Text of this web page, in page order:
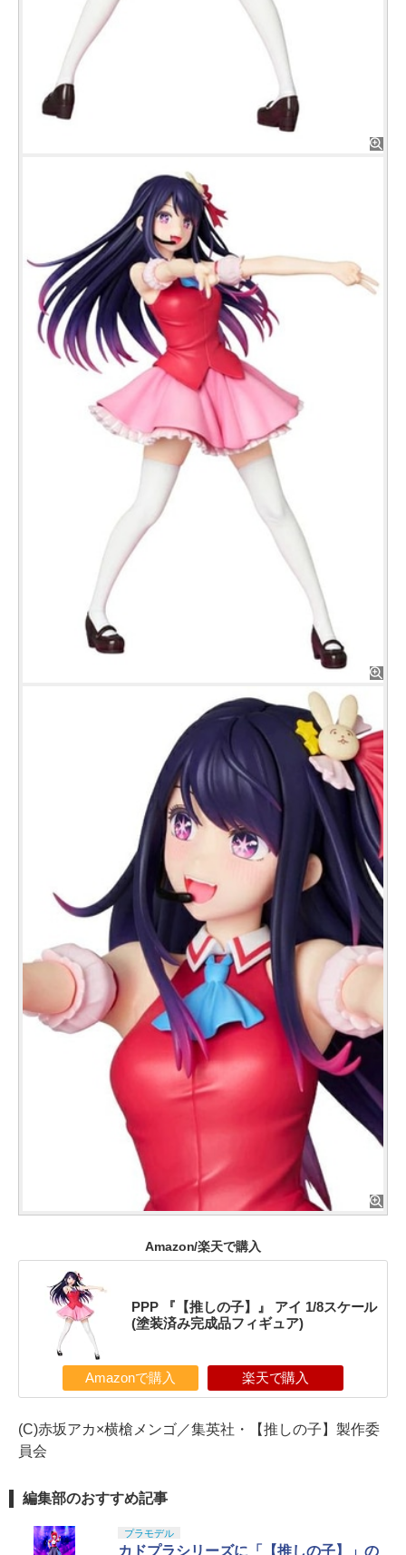
Amazon/楽天で購入
PPP 『【推しの子】』 アイ 1/8スケール
(塗装済み完成品フィギュア)
Amazonで購入 楽天で購入
(C)赤坂アカ×横槍メンゴ／集英社・【推しの子】製作委
員会
編集部のおすすめ記事
プラモデル
カドプラシリーズに「【推しの子】」の